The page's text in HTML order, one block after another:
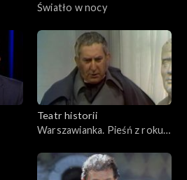
Światło w nocy
Teatr historii
Warszawianka. Pieśń z roku